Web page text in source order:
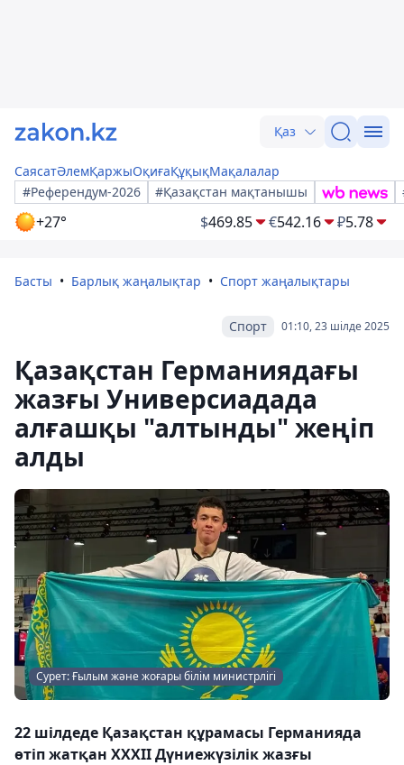
Қаз
СаясатӘлемҚаржыОқиғаҚұқықМақалалар
#Референдум-2026
#Қазақстан мақтанышы
+27° $469.85 €542.16 ₽5.78
Басты Барлық жаңалықтар Спорт жаңалықтары
01:10, 23 шілде 2025
Спорт
Қазақстан Германиядағы
жазғы Универсиадада
алғашқы "алтынды" жеңіп
алды
Сурет: Ғылым және жоғары білім министрлігі
22 шілдеде Қазақстан құрамасы Германияда
өтіп жатқан XXXII Дүниежүзілік жазғы